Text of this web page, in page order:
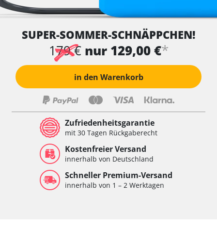
SUPER-SOMMER-SCHNÄPPCHEN!
179 € nur 129,00 €*
in den Warenkorb
Zufriedenheitsgarantie
mit 30 Tagen Rückgaberecht
Kostenfreier Versand
innerhalb von Deutschland
Schneller Premium-Versand
innerhalb von 1 – 2 Werktagen